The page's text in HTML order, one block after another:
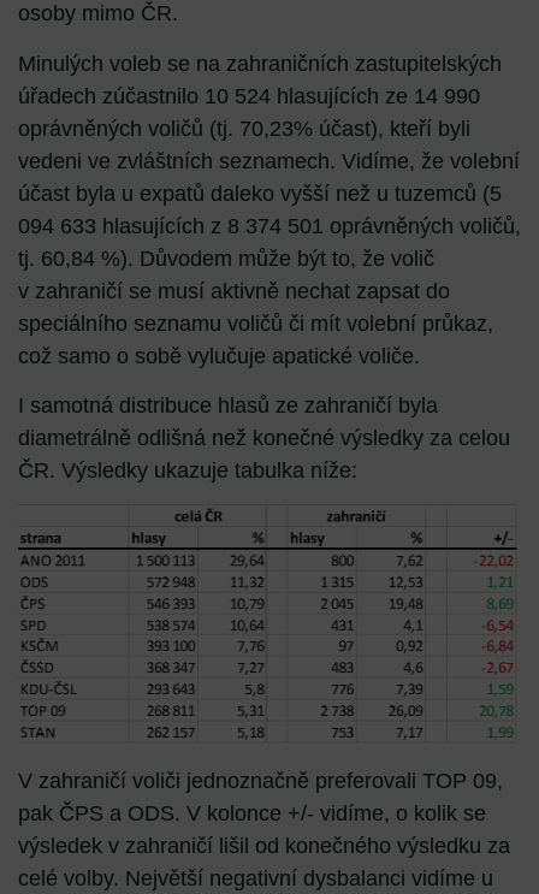
osoby mimo ČR.
Minulých voleb se na zahraničních zastupitelských
úřadech zúčastnilo 10 524 hlasujících ze 14 990
oprávněných voličů (tj. 70,23% účast), kteří byli
vedeni ve zvláštních seznamech. Vidíme, že volební
účast byla u expatů daleko vyšší než u tuzemců (5
094 633 hlasujících z 8 374 501 oprávněných voličů,
tj. 60,84 %). Důvodem může být to, že volič
v zahraničí se musí aktivně nechat zapsat do
speciálního seznamu voličů či mít volební průkaz,
což samo o sobě vylučuje apatické voliče.
I samotná distribuce hlasů ze zahraničí byla
diametrálně odlišná než konečné výsledky za celou
ČR. Výsledky ukazuje tabulka níže:
V zahraničí voliči jednoznačně preferovali TOP 09,
pak ČPS a ODS. V kolonce +/- vidíme, o kolik se
výsledek v zahraničí lišil od konečného výsledku za
celé volby. Největší negativní dysbalanci vidíme u